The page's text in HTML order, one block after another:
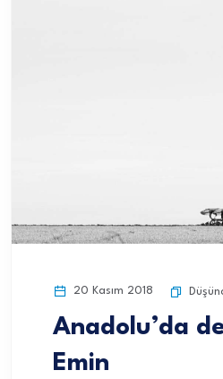
20 Kasım 2018
Anadolu’da
Emin